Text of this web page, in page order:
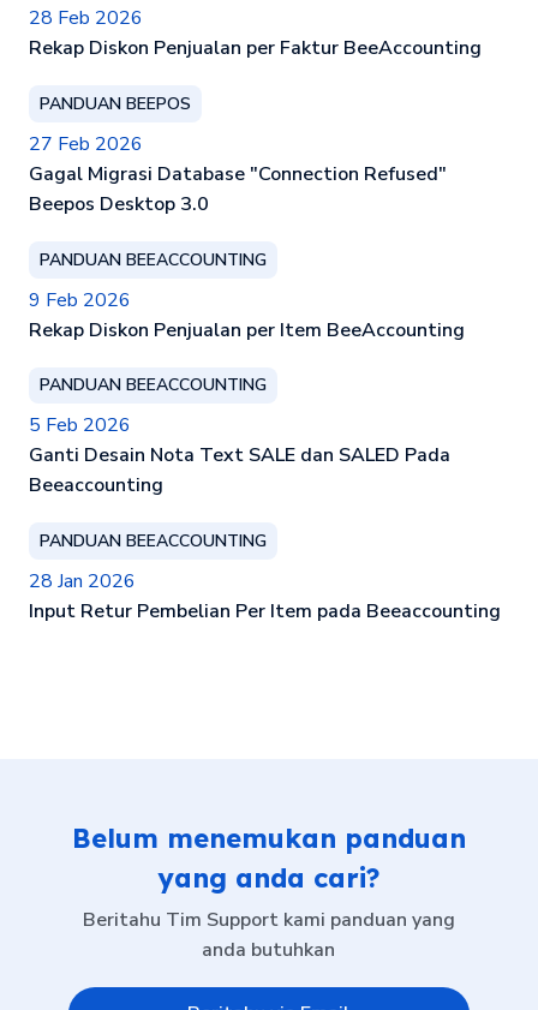
28 Feb 2026
Rekap Diskon Penjualan per Faktur BeeAccounting
PANDUAN BEEPOS
27 Feb 2026
Gagal Migrasi Database "Connection Refused"
Beepos Desktop 3.0
PANDUAN BEEACCOUNTING
9 Feb 2026
Rekap Diskon Penjualan per Item BeeAccounting
PANDUAN BEEACCOUNTING
5 Feb 2026
Ganti Desain Nota Text SALE dan SALED Pada
Beeaccounting
PANDUAN BEEACCOUNTING
28 Jan 2026
Input Retur Pembelian Per Item pada Beeaccounting
Belum menemukan panduan
yang anda cari?
Beritahu Tim Support kami panduan yang
anda butuhkan